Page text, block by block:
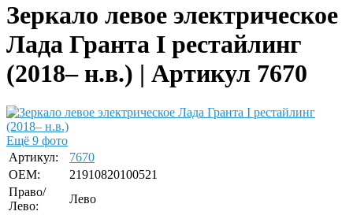
Зеркало левое электрическое
Лада Гранта I рестайлинг
(2018– н.в.) | Артикул 7670
Ещё 9 фото
Артикул:
7670
OEM:
21910820100521
Право/
Лево:
Лево